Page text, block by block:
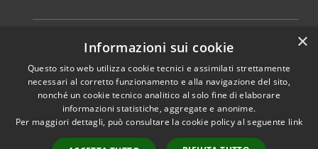
RSS
Accessibilità
Cookie
Copyright © 2026 • Comune di
Santarcangelo di Romagna •
Powered byMunicipium
Accesso redazione
×
Informazioni sui cookie
Questo sito web utilizza cookie tecnici e assimilati strettamente
necessari al corretto funzionamento e alla navigazione del sito,
nonché un cookie tecnico analitico al solo fine di elaborare
informazioni statistiche, aggregate e anonime.
Per maggiori dettagli, può consultare la cookie policy al seguente link